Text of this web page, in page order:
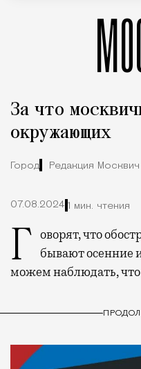
За что
окружающих
Город Редакция Москвич
07.08.2024 1 мин. чтения
Говорят, что обострения у психических людей бывают осенние
можем наблюдать,